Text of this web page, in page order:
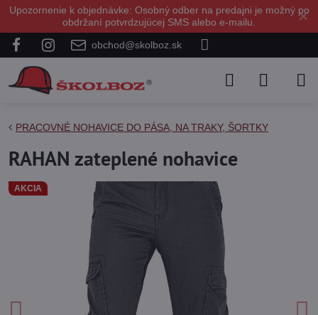
✕
Upozornenie k objednávke: Osobný odber na predajni je možný po
obdržaní potvrdzujúcej SMS alebo e-mailu.
obchod@skolboz.sk
AKCIA
PRACOVNÉ NOHAVICE DO PÁSA, NA TRAKY, ŠORTKY
RAHAN zateplené nohavice